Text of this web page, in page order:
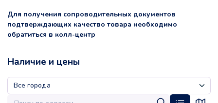
Для получения сопроводительных документов
подтверждающих качество товара необходимо
обратиться в колл-центр
Наличие и цены